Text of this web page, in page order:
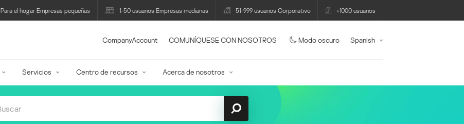
Para el hogar Empresas pequeñas 1-50 usuarios Empresas medianas 51-999 usuarios Corporativo +1000 usuarios
CompanyAccount COMUNÍQUESE CON NOSOTROS Modo oscuro Spanish
Servicios Centro de recursos Acerca de nosotros